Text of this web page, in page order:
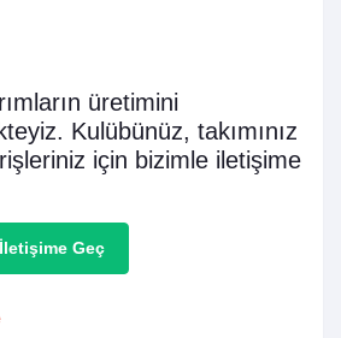
üretimini
Kulübünüz, takımınız
için bizimle iletişime
Geç